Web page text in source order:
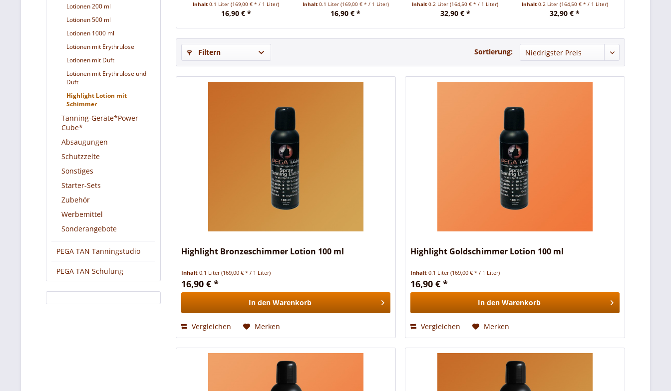
Lotionen 200 ml
Lotionen 500 ml
Lotionen 1000 ml
Lotionen mit Erythrulose
Lotionen mit Duft
Lotionen mit Erythrulose und
Duft
Highlight Lotion mit
Schimmer
Tanning-Geräte*Power
Cube*
Absaugungen
Schutzzelte
Sonstiges
Starter-Sets
Zubehör
Werbemittel
Sonderangebote
PEGA TAN Tanningstudio
PEGA TAN Schulung
Inhalt0.1 Liter(169,00 € * / 1 Liter)
16,90 € *
Inhalt 0.1 Liter (169,00 € * / 1 Liter)
16,90 € *
Inhalt0.2 Liter(164,50 € * / 1 Liter)
32,90 € *
Inhalt 0.2 Liter (164,50 € * / 1 Liter)
32,90 € *
Filtern Sortierung:
Highlight Bronzeschimmer Lotion 100 ml
Inhalt0.1 Liter(169,00 € * / 1 Liter)
16,90 € *
In den Warenkorb
Vergleichen Merken
Highlight Goldschimmer Lotion 100 ml
Inhalt0.1 Liter(169,00 € * / 1 Liter)
16,90 € *
In den Warenkorb
Vergleichen Merken